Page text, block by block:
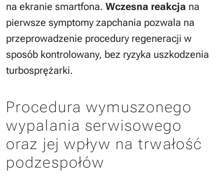
na ekranie smartfona. Wczesna reakcja na
pierwsze symptomy zapchania pozwala na
przeprowadzenie procedury regeneracji w
sposób kontrolowany, bez ryzyka uszkodzenia
turbosprężarki.
Procedura wymuszonego
wypalania serwisowego
oraz jej wpływ na trwałość
podzespołów